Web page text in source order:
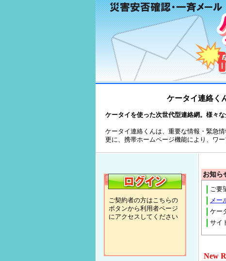
ケータイ連絡く
ケータイを使った次世代型連絡網。様々な
ケータイ連絡くんは、重要な情報・緊急
更に、携帯ホームページ機能により、ワ
ご契約者の方はこちらの
ボタンから利用者ページ
にアクセスしてください
お知ら
ご要
メー
ケー
サイ
New